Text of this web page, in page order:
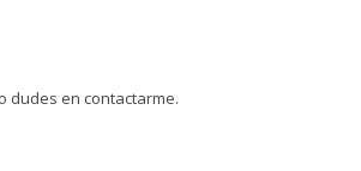
dudes en contactarme.